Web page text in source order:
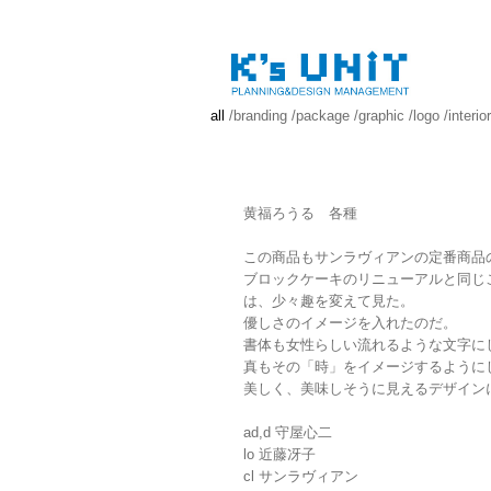
all /branding /package /graphic / logo /interior
黄福ろうる 各種
この商品もサンラヴィアンの定番商品
ブロックケーキのリニューアルと同
は、少々趣を変えて見た。
優しさのイメージを入れたのだ。
書体も女性らしい流れるような文字
真もその「時」をイメージするように
美しく、美味しそうに見えるデザイン
ad,d 守屋心二
lo 近藤冴子
cl サンラヴィアン